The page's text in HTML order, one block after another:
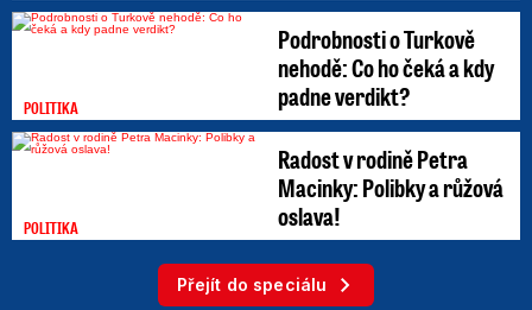
POLITIKA
Podrobnosti o Turkově
nehodě: Co ho čeká a kdy
padne verdikt?
POLITIKA
Radost v rodině Petra
Macinky: Polibky a růžová
oslava!
Přejít do speciálu